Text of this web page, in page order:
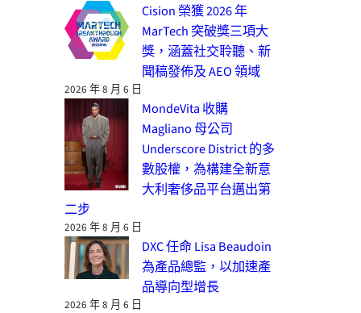
Cision 榮獲 2026 年
MarTech 突破獎三項大
獎，涵蓋社交聆聽、新
聞稿發佈及 AEO 領域
2026 年 8 月 6 日
MondeVita 收購
Magliano 母公司
Underscore District 的多
數股權，為構建全新意
大利奢侈品平台邁出第
二步
2026 年 8 月 6 日
DXC 任命 Lisa Beaudoin
為產品總監，以加速產
品導向型增長
2026 年 8 月 6 日